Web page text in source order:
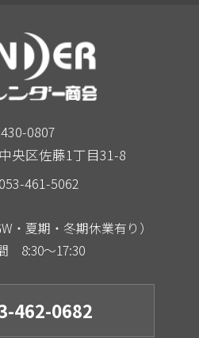
0807
央区佐藤1丁目31-8
461-5062
・夏期・冬期休業有り）
8:30～17:30
462-0682